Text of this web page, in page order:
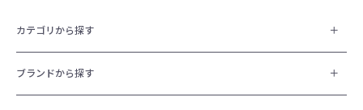
カテゴリから探す
ブランドから探す